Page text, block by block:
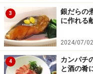
残った湯は、再度温
3
銀だらの
に作れる
2024/07/02
4
カンパチ
と酒の肴